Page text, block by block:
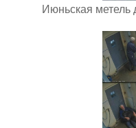
Июньская метель